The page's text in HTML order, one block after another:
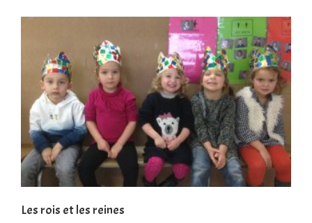
Les rois et les reines